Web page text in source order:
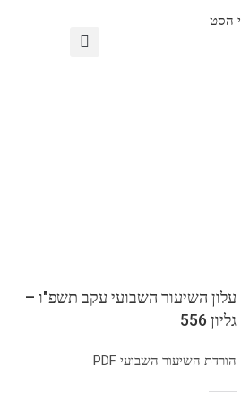
הסט
עלון השיעור השבועי עקב תשפ"ו –
גליון 556
הורדת השיעור השבועי PDF